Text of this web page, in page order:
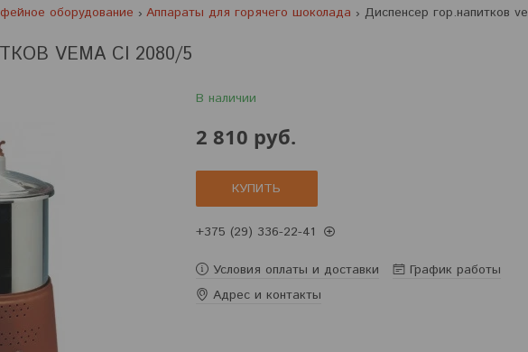
оборудование Аппараты для горячего шоколада
VEMA CI 2080/5
В наличии
2 810 руб.
КУПИТЬ
+375 (29) 336-22-41
Условия оплаты и доставки
График работы
Адрес и контакты